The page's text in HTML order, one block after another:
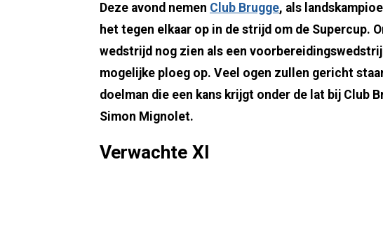
Deze avond nemen Club Brugge, als
het tegen elkaar op in de strijd om de Supercup.
wedstrijd nog zien als een
mogelijke ploeg op. Veel ogen zullen gericht
doelman die een kans krijgt onder de lat bij Club
Simon Mignolet.
Verwachte XI